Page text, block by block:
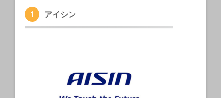
アイシン